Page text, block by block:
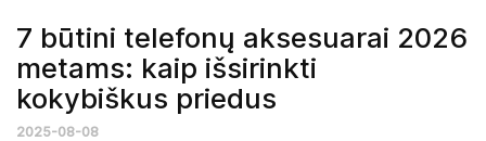
7 būtini telefonų aksesuarai 2026
metams: kaip išsirinkti
kokybiškus priedus
2025-08-08